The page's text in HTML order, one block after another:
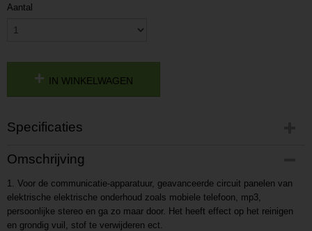
Aantal
IN WINKELWAGEN
Specificaties
Productcode
P201609081543
Productcode leverancier
L201609081543
Omschrijving
1. Voor de communicatie-apparatuur, geavanceerde circuit panelen van
elektrische elektrische onderhoud zoals mobiele telefoon, mp3,
persoonlijke stereo en ga zo maar door. Het heeft effect op het reinigen
en grondig vuil, stof te verwijderen ect.